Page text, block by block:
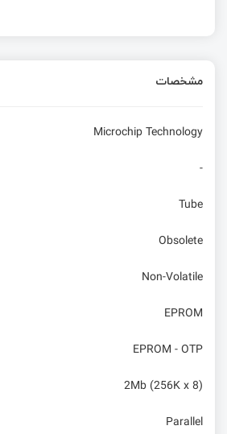
مشخصات
Microchip Technology
-
Tube
Obsolete
Non-Volatile
EPROM
EPROM - OTP
2Mb (256K x 8)
Parallel